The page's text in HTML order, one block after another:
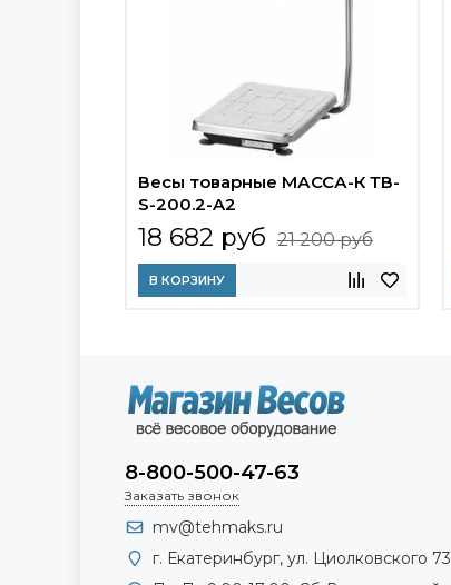
Весы товарные МАССА-К ТВ-
S-200.2-A2
18 682 руб 21 200 руб
В КОРЗИНУ
8-800-500-47-63
Заказать звонок
mv@tehmaks.ru
г. Екатеринбург, ул. Циолковского 73